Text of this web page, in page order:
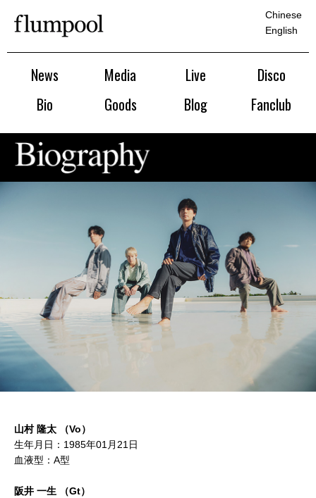
News Media Live
Disco
Bio
Goods Blog Fanclub
Chinese
English
山村 隆太 （Vo）
生年月日：1985年01月21日
血液型：A型
阪井 一生 （Gt）